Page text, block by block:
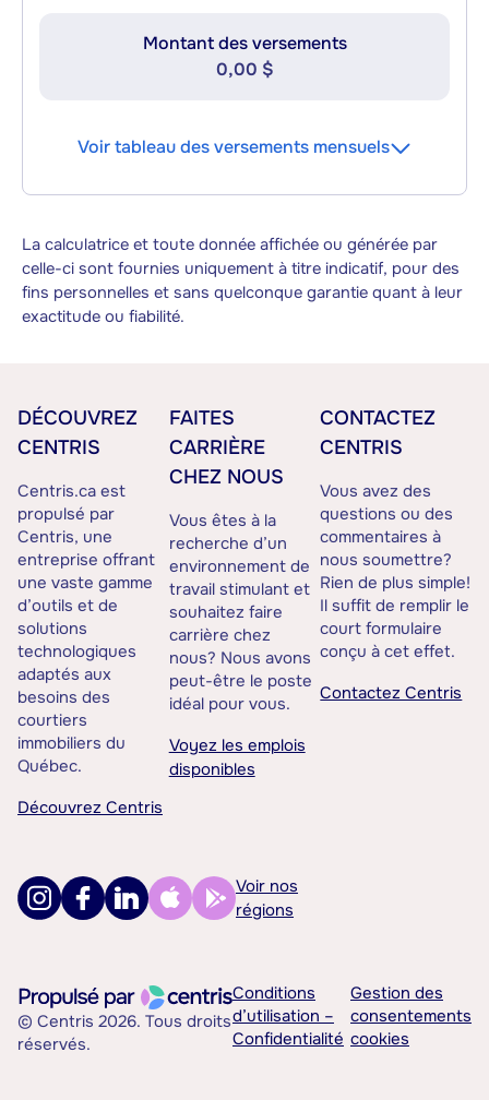
Montant des versements
0,00 $
Voir tableau des versements mensuels
La calculatrice et toute donnée affichée ou générée par
celle-ci sont fournies uniquement à titre indicatif, pour des
fins personnelles et sans quelconque garantie quant à leur
exactitude ou fiabilité.
DÉCOUVREZ
CENTRIS
Centris.ca est
propulsé par
Centris, une
entreprise offrant
une vaste gamme
d’outils et de
solutions
technologiques
adaptés aux
besoins des
courtiers
immobiliers du
Québec.
Découvrez Centris
FAITES
CARRIÈRE
CHEZ NOUS
Vous êtes à la
recherche d’un
environnement de
travail stimulant et
souhaitez faire
carrière chez
nous? Nous avons
peut-être le poste
idéal pour vous.
Voyez les emplois
disponibles
CONTACTEZ
CENTRIS
Vous avez des
questions ou des
commentaires à
nous soumettre?
Rien de plus simple!
Il suffit de remplir le
court formulaire
conçu à cet effet.
Contactez Centris
Voir nos
régions
© Centris 2026. Tous droits
réservés.
Conditions
d’utilisation –
Confidentialité
Gestion des
consentements
cookies